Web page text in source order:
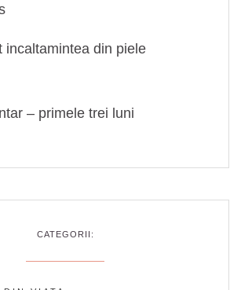
incaltamintea din piele
– primele trei luni
CATEGORII: